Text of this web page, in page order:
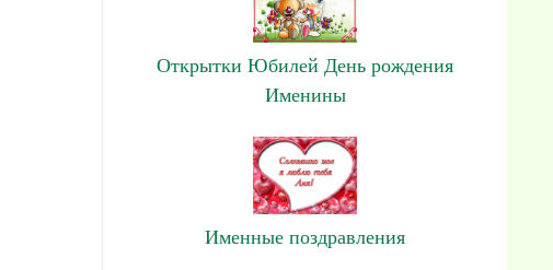
Открытки Юбилей День рождения
Именины
Именные поздравления